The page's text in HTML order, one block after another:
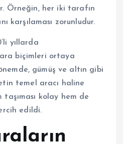
Örneğin, her iki tarafın
karşılaması zorunludur.
yıllarda
biçimleri ortaya
gümüş ve altın gibi
temel aracı haline
kolay hem de
edildi.